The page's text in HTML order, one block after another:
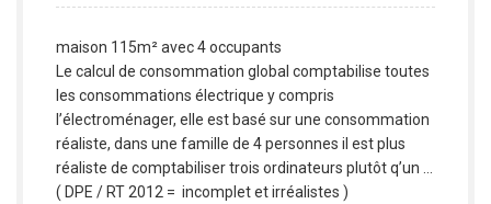
maison 115m² avec 4 occupants
Le calcul de consommation global comptabilise toutes
les consommations électrique y compris
l’électroménager, elle est basé sur une consommation
réaliste, dans une famille de 4 personnes il est plus
réaliste de comptabiliser trois ordinateurs plutôt q’un …
( DPE / RT 2012 = incomplet et irréalistes )